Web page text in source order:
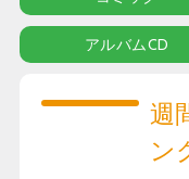
アルバムCD
週
ン